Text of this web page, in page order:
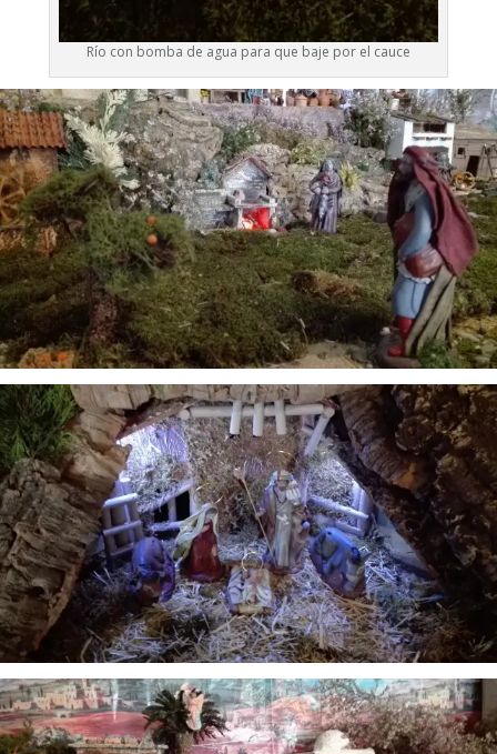
Río con bomba de agua para que baje por el cauce